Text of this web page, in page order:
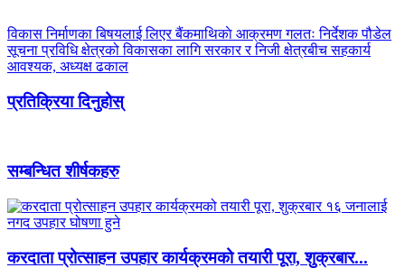
विकास निर्माणका बिषयलाई लिएर बैंकमाथिकाे आक्रमण गलतः निर्देशक पौडेल
सूचना प्रविधि क्षेत्रको विकासका लागि सरकार र निजी क्षेत्रबीच सहकार्य
आवश्यक, अध्यक्ष ढकाल
प्रतिक्रिया दिनुहोस्
सम्बन्धित शीर्षकहरु
करदाता प्रोत्साहन उपहार कार्यक्रमको तयारी पूरा, शुक्रबार...